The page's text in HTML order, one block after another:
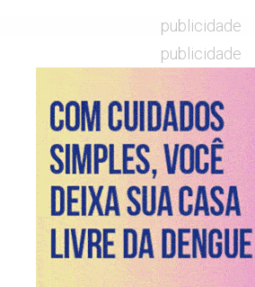
publicidade
publicidade